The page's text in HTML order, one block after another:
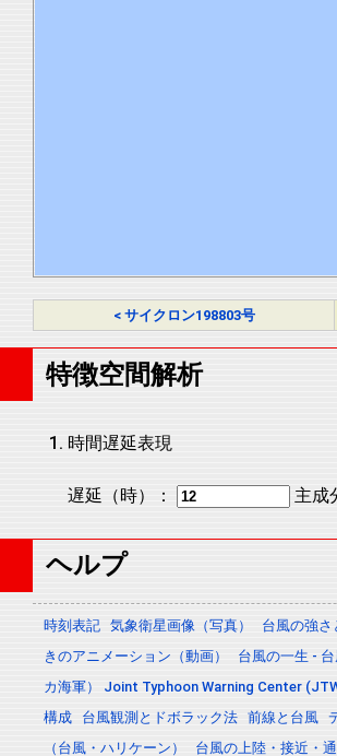
< サイクロン198803号
特徴空間解析
時間遅延表現
遅延（時）： 主成
ヘルプ
時刻表記 気象衛星画像（写真）
台風の強
きのアニメーション（動画）
台風の一生 -
カ海軍） Joint Typhoon Warning Center
構成
台風観測とドボラック法 前線と台風
（台風・ハリケーン）
台風の上陸・接近・